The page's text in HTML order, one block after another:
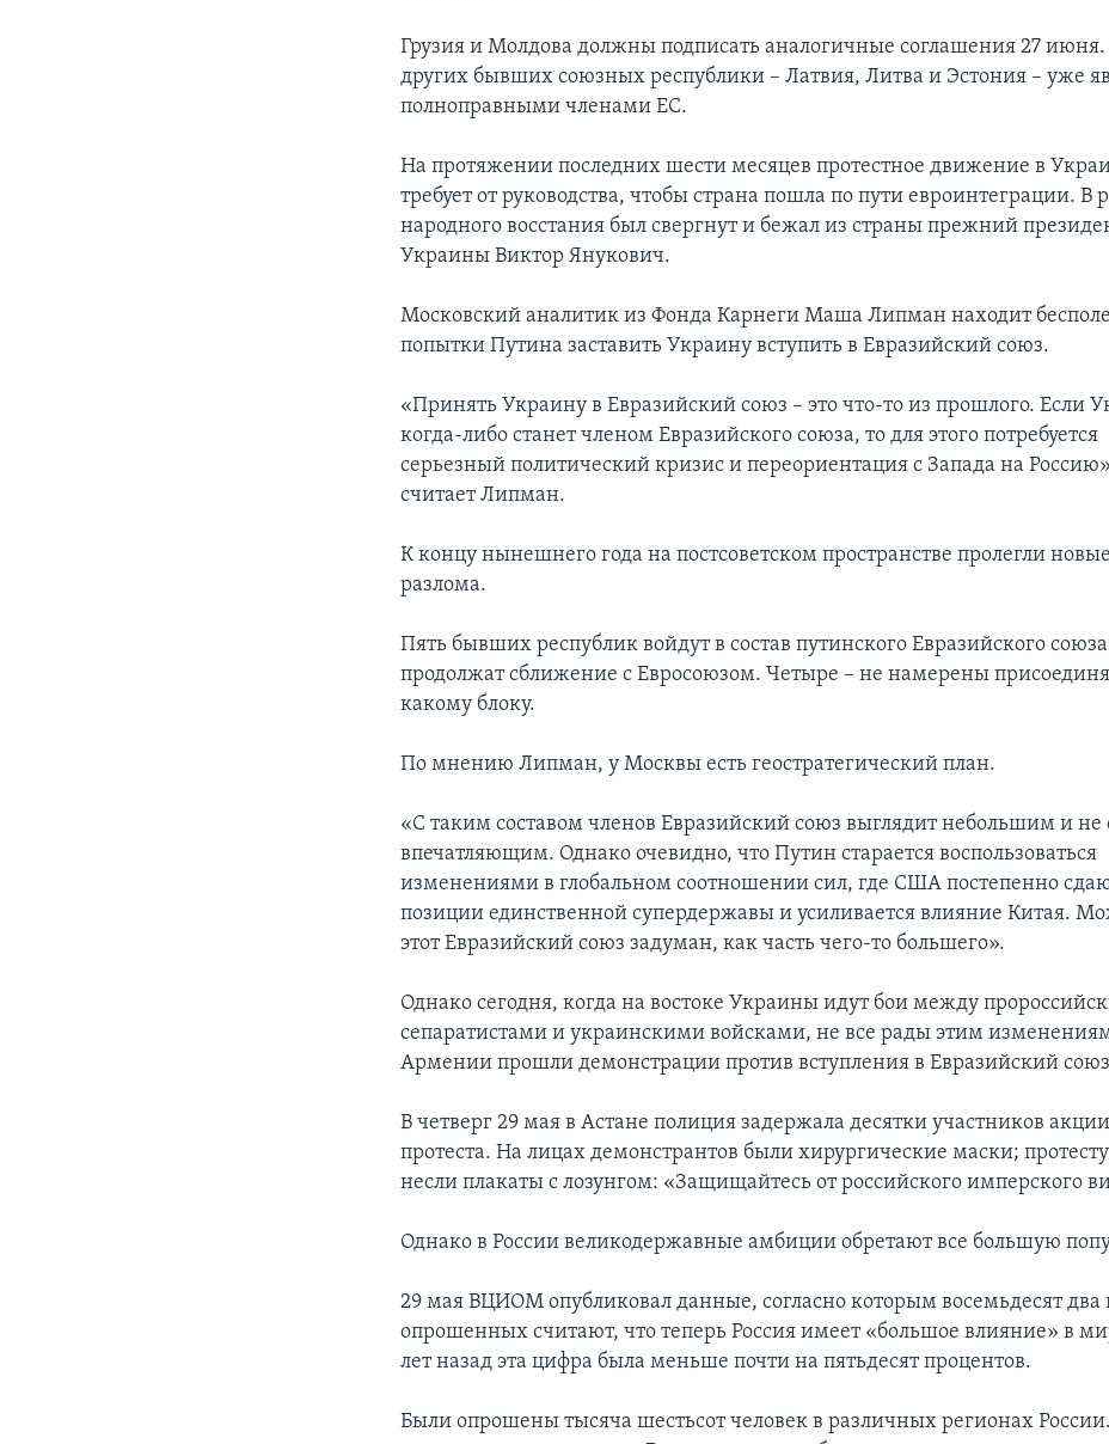
Грузия и Молдова должны подписать аналогичные соглашения 27
других бывших союзных республики – Латвия, Литва и Эстония – уже
полноправными членами ЕС.
На протяжении последних шести месяцев протестное движение в
требует от руководства, чтобы страна пошла по пути евроинтеграции. В
народного восстания был свергнут и бежал из страны прежний
Украины Виктор Янукович.
Московский аналитик из Фонда Карнеги Маша Липман находит
попытки Путина заставить Украину вступить в Евразийский союз.
«Принять Украину в Евразийский союз – это что-то из прошлого. Если
когда-либо станет членом Евразийского союза, то для этого потребуется
серьезный политический кризис и переориентация с Запада на
считает Липман.
К концу нынешнего года на постсоветском пространстве пролегли
разлома.
Пять бывших республик войдут в состав путинского Евразийского
продолжат сближение с Евросоюзом. Четыре – не намерены
какому блоку.
По мнению Липман, у Москвы есть геостратегический план.
«С таким составом членов Евразийский союз выглядит небольшим и
впечатляющим. Однако очевидно, что Путин старается воспользоваться
изменениями в глобальном соотношении сил, где США постепенно
позиции единственной супердержавы и усиливается влияние Китая.
этот Евразийский союз задуман, как часть чего-то большего».
Однако сегодня, когда на востоке Украины идут бои между
сепаратистами и украинскими войсками, не все рады этим
Армении прошли демонстрации против вступления в Евразийский
В четверг 29 мая в Астане полиция задержала десятки участников акции
протеста. На лицах демонстрантов были хирургические маски;
несли плакаты с лозунгом: «Защищайтесь от российского имперского
Однако в России великодержавные амбиции обретают все большую
29 мая ВЦИОМ опубликовал данные, согласно которым восемьдесят два
опрошенных считают, что теперь Россия имеет «большое влияние» в
лет назад эта цифра была меньше почти на пятьдесят процентов.
Были опрошены тысяча шестьсот человек в различных регионах